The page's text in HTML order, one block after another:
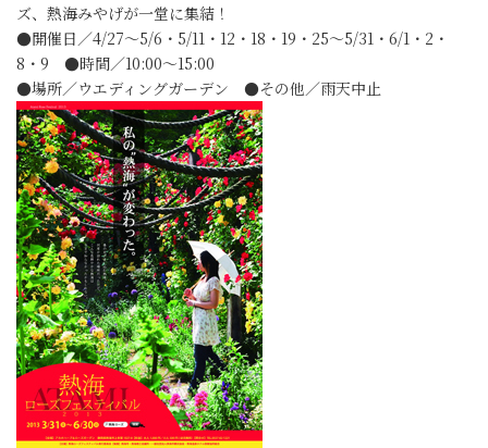
ズ、熱海みやげが一堂に集結！
●開催日／4/27～5/6・5/11・12・18・19・25～5/31・6/1・2・
8・9 ●時間／10:00～15:00
●場所／ウエディングガーデン ●その他／雨天中止